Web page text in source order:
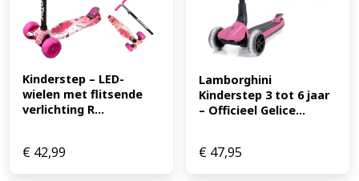
Kinderstep – LED-
wielen met flitsende
verlichting R...
€ 42,99
Lamborghini
Kinderstep 3 tot 6 jaar
– Officieel Gelice...
€ 47,95